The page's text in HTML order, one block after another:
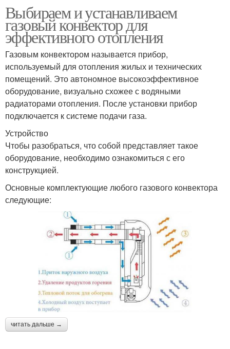
Выбираем и устанавливаем
газовый конвектор для
эффективного отопления
Газовым конвектором называется прибор,
используемый для отопления жилых и технических
помещений. Это автономное высокоэффективное
оборудование, визуально схожее с водяными
радиаторами отопления. После установки прибор
подключается к системе подачи газа.
Устройство
Чтобы разобраться, что собой представляет такое
оборудование, необходимо ознакомиться с его
конструкцией.
Основные комплектующие любого газового конвектора
следующие:
читать дальше →